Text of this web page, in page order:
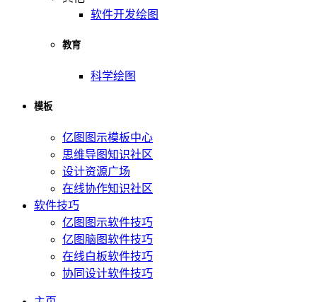
软件开发绘图
教育
科学绘图
模板
亿图图示模板中心
思维导图知识社区
设计资源广场
在线协作知识社区
软件技巧
亿图图示软件技巧
亿图脑图软件技巧
在线白板软件技巧
协同设计软件技巧